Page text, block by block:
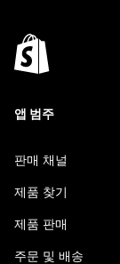
앱 범주
판매 채널
제품 찾기
제품 판매
주문 및 배송